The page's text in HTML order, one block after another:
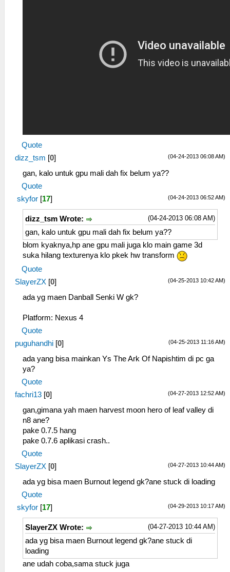
Quote
(04-24-2013 06:08 AM)
dizz_tsm [0]
gan, kalo untuk gpu mali dah fix belum ya??
Quote
(04-24-2013 06:52 AM)
skyfor [17]
(04-24-2013 06:08 AM)
dizz_tsm Wrote:
gan, kalo untuk gpu mali dah fix belum ya??
blom kyaknya,hp ane gpu mali juga klo main game 3d
suka hilang texturenya klo pkek hw transform
Quote
(04-25-2013 10:42 AM)
SlayerZX [0]
ada yg maen Danball Senki W gk?
Platform: Nexus 4
Quote
(04-25-2013 11:16 AM)
puguhandhi [0]
ada yang bisa mainkan Ys The Ark Of Napishtim di pc ga
ya?
Quote
(04-27-2013 12:52 AM)
fachri13 [0]
gan,gimana yah maen harvest moon hero of leaf valley di
n8 ane?
pake 0.7.5 hang
pake 0.7.6 aplikasi crash..
Quote
(04-27-2013 10:44 AM)
SlayerZX [0]
ada yg bisa maen Burnout legend gk?ane stuck di loading
Quote
(04-29-2013 10:17 AM)
skyfor [17]
(04-27-2013 10:44 AM)
SlayerZX Wrote:
ada yg bisa maen Burnout legend gk?ane stuck di
loading
ane udah coba,sama stuck juga